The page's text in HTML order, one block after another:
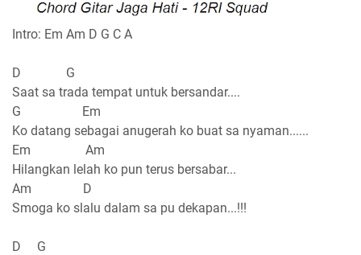
Intro: Em Am D G C A
D G
Saat sa trada tempat untuk bersandar....
G Em
Ko datang sebagai anugerah ko buat sa nyaman......
Em Am
Hilangkan lelah ko pun terus bersabar...
Am D
Smoga ko slalu dalam sa pu dekapan...!!!
D G